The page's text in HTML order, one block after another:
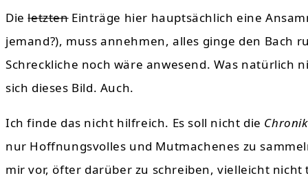
DieletztenEinträge hier hauptsächlich eine
jemand?), muss annehmen, alles ginge den Bach
Schreckliche noch wäre anwesend. Was natürlich
sich dieses Bild. Auch.
Ich finde das nicht hilfreich. Es soll nicht die
nur Hoffnungsvolles und Mutmachenes zu
mir vor, öfter darüber zu schreiben, vielleicht